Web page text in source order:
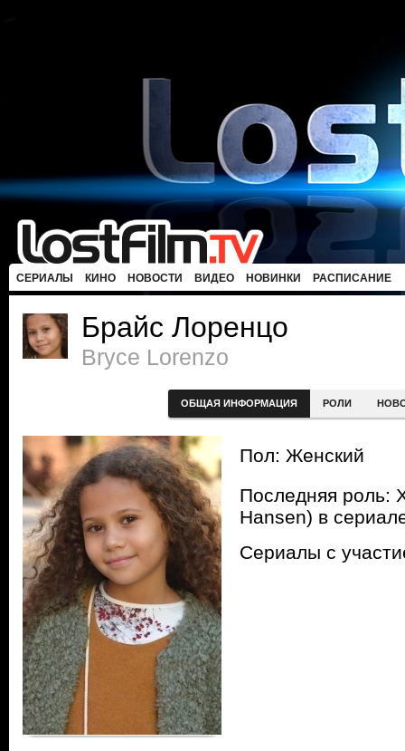
СЕРИАЛЫ КИНО НОВОСТИ ВИДЕО НОВИНКИ РАСПИСАНИЕ
Брайс Лоренцо
Bryce Lorenzo
ОБЩАЯ ИНФОРМАЦИЯ РОЛИ
Пол: Женский
Последняя роль:
Hansen) в
Сериалы с